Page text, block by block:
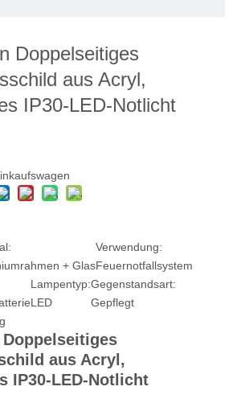
Doppelseitiges
aus Acryl,
IP30-LED-Notlicht
+ Glas
Verwendung:
Feuernotfallsystem
Lampentyp:
LED
Gegenstandsart:
Gepflegt
aus Acryl,
IP30-LED-Notlicht